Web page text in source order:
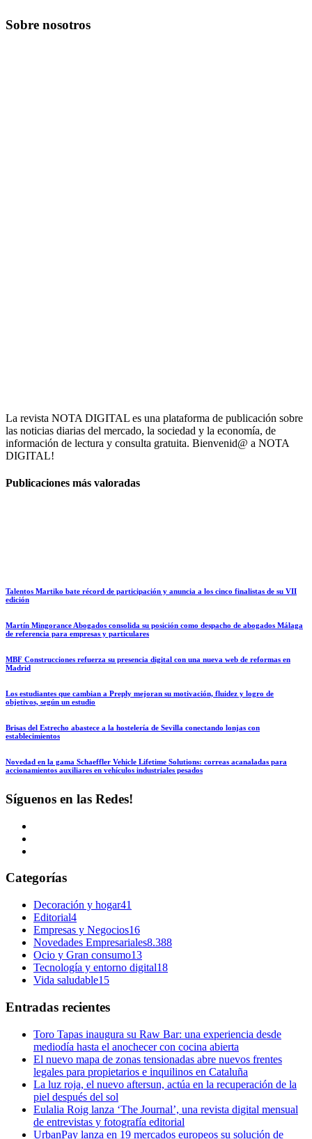
Sobre nosotros
La revista NOTA DIGITAL es una plataforma de publicación sobre
las noticias diarias del mercado, la sociedad y la economía, de
información de lectura y consulta gratuita. Bienvenid@ a NOTA
DIGITAL!
Publicaciones más valoradas
Talentos Martiko bate récord de participación y anuncia a los cinco finalistas de su VII
edición
Martín Mingorance Abogados consolida su posición como despacho de abogados Málaga
de referencia para empresas y particulares
MBF Construcciones refuerza su presencia digital con una nueva web de reformas en
Madrid
Los estudiantes que cambian a Preply mejoran su motivación, fluidez y logro de
objetivos, según un estudio
Brisas del Estrecho abastece a la hostelería de Sevilla conectando lonjas con
establecimientos
Novedad en la gama Schaeffler Vehicle Lifetime Solutions: correas acanaladas para
accionamientos auxiliares en vehículos industriales pesados
Síguenos en las Redes!
Categorías
Decoración y hogar41
Editorial4
Empresas y Negocios16
Novedades Empresariales8.388
Ocio y Gran consumo13
Tecnología y entorno digital18
Vida saludable15
Entradas recientes
Toro Tapas inaugura su Raw Bar: una experiencia desde
mediodía hasta el anochecer con cocina abierta
El nuevo mapa de zonas tensionadas abre nuevos frentes
legales para propietarios e inquilinos en Cataluña
La luz roja, el nuevo aftersun, actúa en la recuperación de la
piel después del sol
Eulalia Roig lanza ‘The Journal’, una revista digital mensual
de entrevistas y fotografía editorial
UrbanPay lanza en 19 mercados europeos su solución de